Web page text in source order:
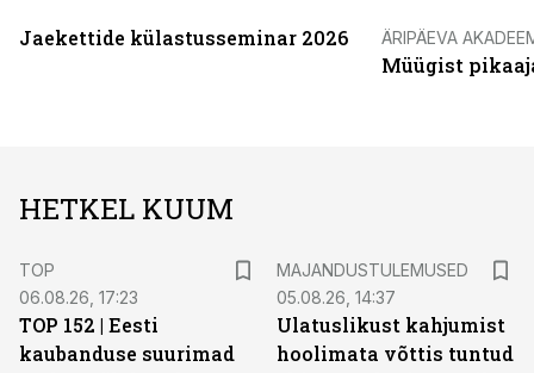
Jaekettide külastusseminar 2026 ÄRIPÄEVA
Müügist
HETKEL KUUM
TOP
06.08.26, 17:23
TOP 152 | Eesti
kaubanduse suurimad
MAJANDUSTULEMUSED
05.08.26, 14:37
Ulatuslikust kahjumist
hoolimata võttis tuntud